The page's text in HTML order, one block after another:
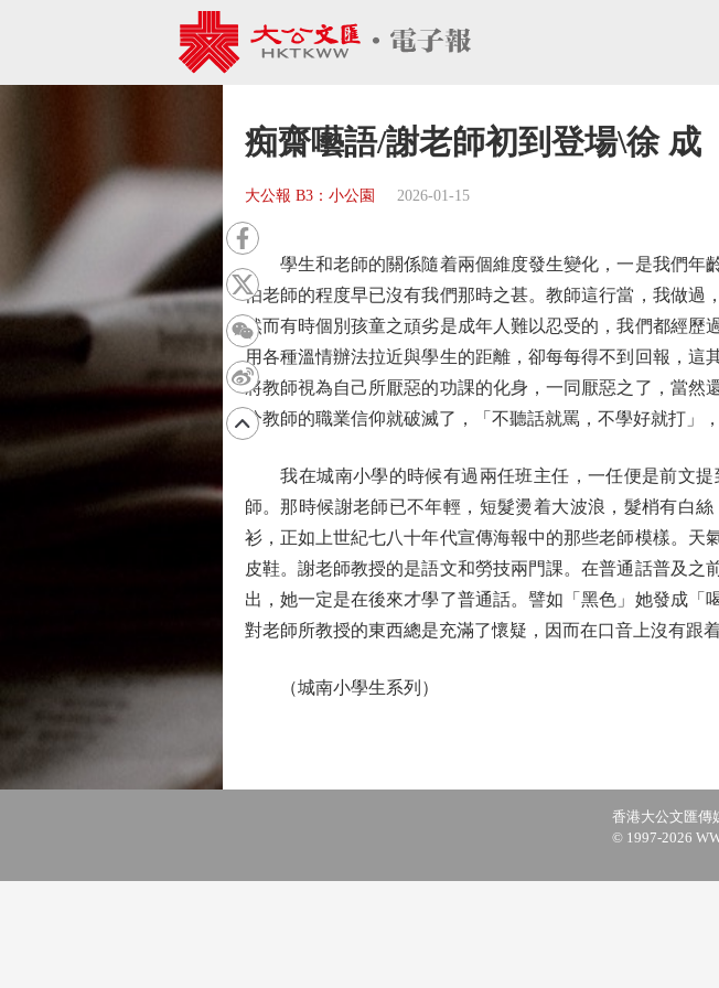
痴齋囈語/謝老師初到登場\徐 成
大公報 B3：小公園 2026-01-15
學生和老師的關係隨着兩個維度發生變化，一是我們年齡
怕老師的程度早已沒有我們那時之甚。教師這行當，我做過
然而有時個別孩童之頑劣是成年人難以忍受的，我們都經
用各種溫情辦法拉近與學生的距離，卻每每得不到回報，
將教師視為自己所厭惡的功課的化身，一同厭惡之了，當
分教師的職業信仰就破滅了，「不聽話就罵，不學好就打」
我在城南小學的時候有過兩任班主任，一任便是前文提
師。那時候謝老師已不年輕，短髮燙着大波浪，髮梢有白
衫，正如上世紀七八十年代宣傳海報中的那些老師模樣。
皮鞋。謝老師教授的是語文和勞技兩門課。在普通話普及
出，她一定是在後來才學了普通話。譬如「黑色」她發成
對老師所教授的東西總是充滿了懷疑，因而在口音上沒有跟着
（城南小學生系列）
香港大公文匯傳
© 1997-2026